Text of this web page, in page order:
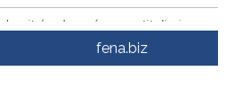
će domaće ugostitelje i
u: Zajednička opredijeljenost
fena.biz